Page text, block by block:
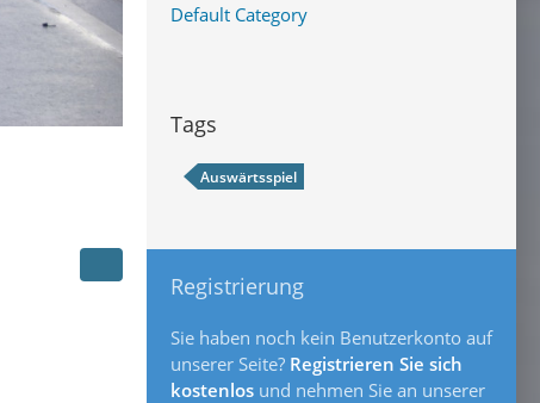
Default Category
Tags
Auswärtsspiel
Registrierung
Sie haben noch kein Benutzerkonto auf
unserer Seite? Registrieren Sie sich
kostenlos und nehmen Sie an unserer